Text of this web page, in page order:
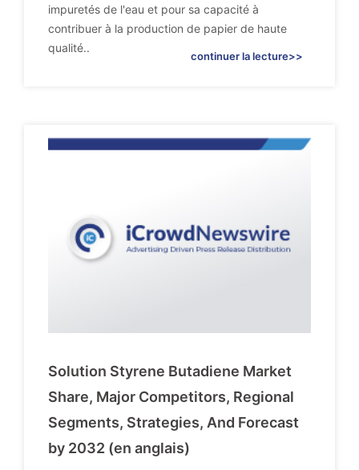
impuretés de l'eau et pour sa capacité à
contribuer à la production de papier de haute
qualité..
continuer la lecture>>
Solution Styrene Butadiene Market
Share, Major Competitors, Regional
Segments, Strategies, And Forecast
by 2032 (en anglais)